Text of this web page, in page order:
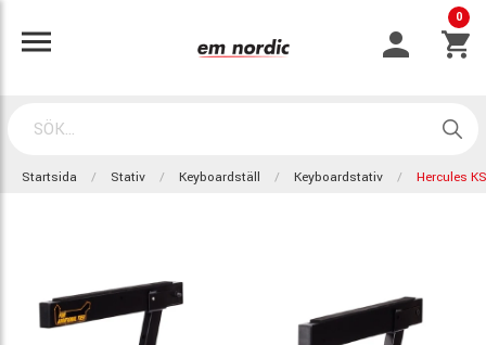
0
Startsida Stativ Keyboardställ Keyboardstativ Hercules